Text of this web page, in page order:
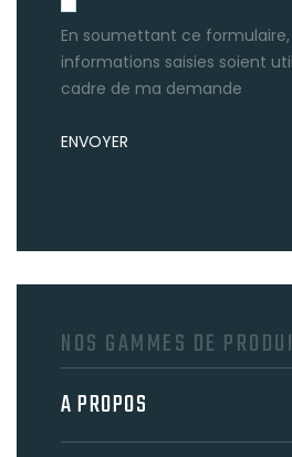
En soumettant ce
informations saisies soient
cadre de ma demande
ENVOYER
NOS GAMMES DE
A PROPOS